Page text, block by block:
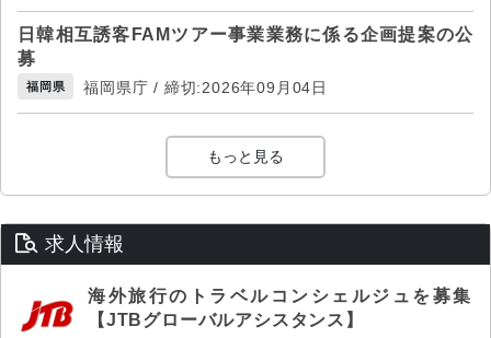
日韓相互誘客FAMツアー事業業務に係る企画提案の公
募
福岡県 福岡県庁 / 締切:2026年09月04日
もっと見る
求人情報
海外旅行のトラベルコンシェルジュを募集
【JTBグローバルアシスタンス】